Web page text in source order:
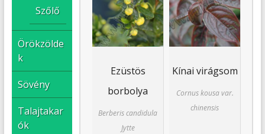
Ezüstös
borbolya
Berberis candidula
Jytte
Kínai virágsom
Cornus kousa var.
chinensis
Szőlő
Örökzölde
k
Sövény
Talajtakar
ók